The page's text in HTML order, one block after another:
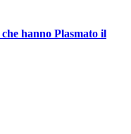
hanno Plasmato il